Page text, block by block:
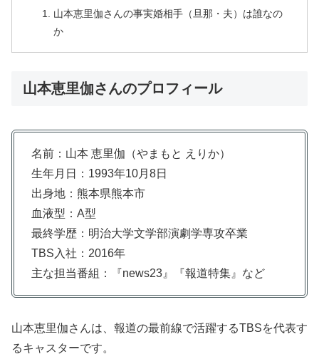
山本恵里伽さんの事実婚相手（旦那・夫）は誰なの
か
山本恵里伽さんのプロフィール
名前：山本 恵里伽（やまもと えりか）
生年月日：1993年10月8日
出身地：熊本県熊本市
血液型：A型
最終学歴：明治大学文学部演劇学専攻卒業
TBS入社：2016年
主な担当番組：『news23』『報道特集』など
山本恵里伽さんは、報道の最前線で活躍するTBSを代表す
るキャスターです。